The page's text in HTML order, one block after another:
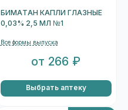
БИМАТАН КАПЛИ ГЛАЗНЫЕ
0,03% 2,5 МЛ №1
Все формы выпуска
от 266 ₽
Выбрать аптеку